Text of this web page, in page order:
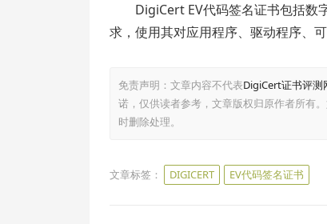
DigiCert EV代码签名证书包括数
求，使用其对应用程序、驱动程序、
免责声明：文章内容不代表DigiCert证书评测
诺，仅供读者参考，文章版权归原作者所有
时删除处理。
文章标签： DIGICERT EV代码签名证书